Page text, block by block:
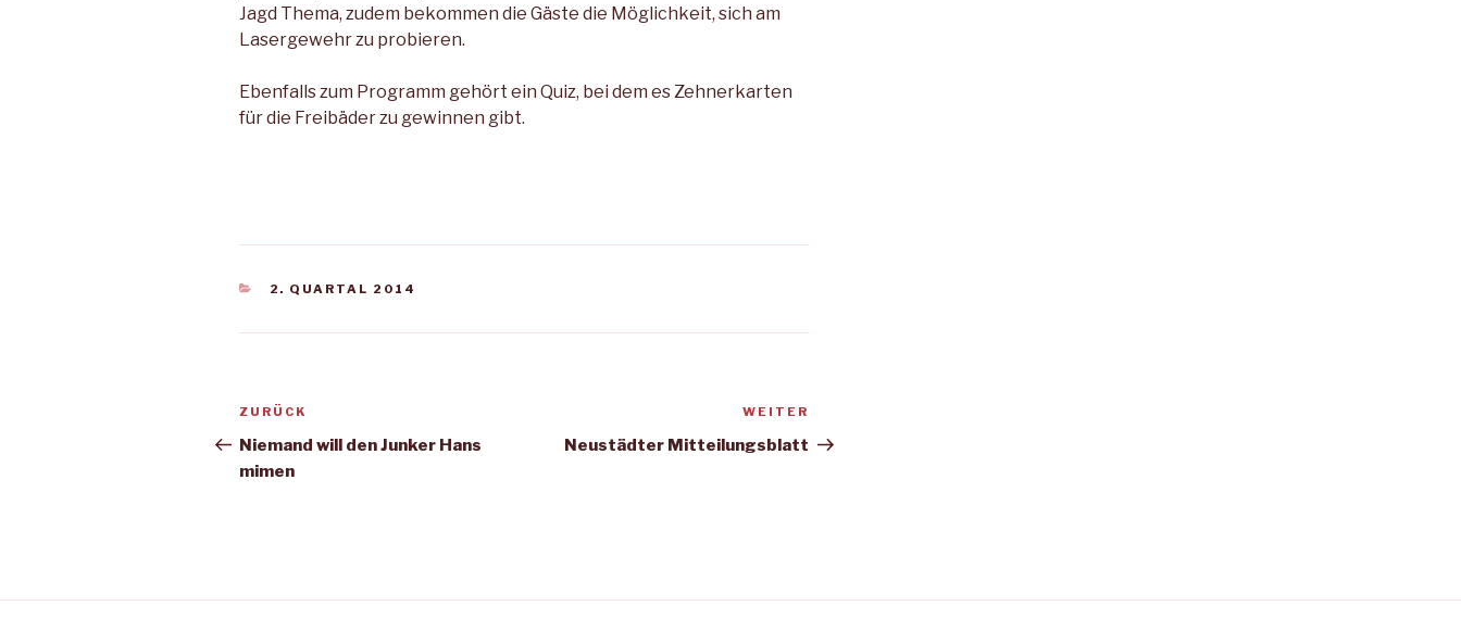
Jagd Thema, zudem bekommen die Gäste die Möglichkeit, sich am
Lasergewehr zu probieren.
Ebenfalls zum Programm gehört ein Quiz, bei dem es Zehnerkarten
für die Freibäder zu gewinnen gibt.
KATEGORIEN
2. QUARTAL 2014
Beitragsnavigation
Vorheriger
Beitrag
ZURÜCK
Niemand will den Junker Hans
mimen
Beitrag
WEITER
Neustädter Mitteilungsblatt